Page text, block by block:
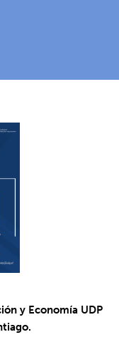
y Economía UDP